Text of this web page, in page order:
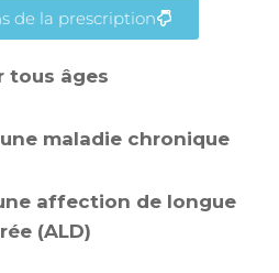
de la prescription
tous âges
maladie chronique
affection de longue
(ALD)